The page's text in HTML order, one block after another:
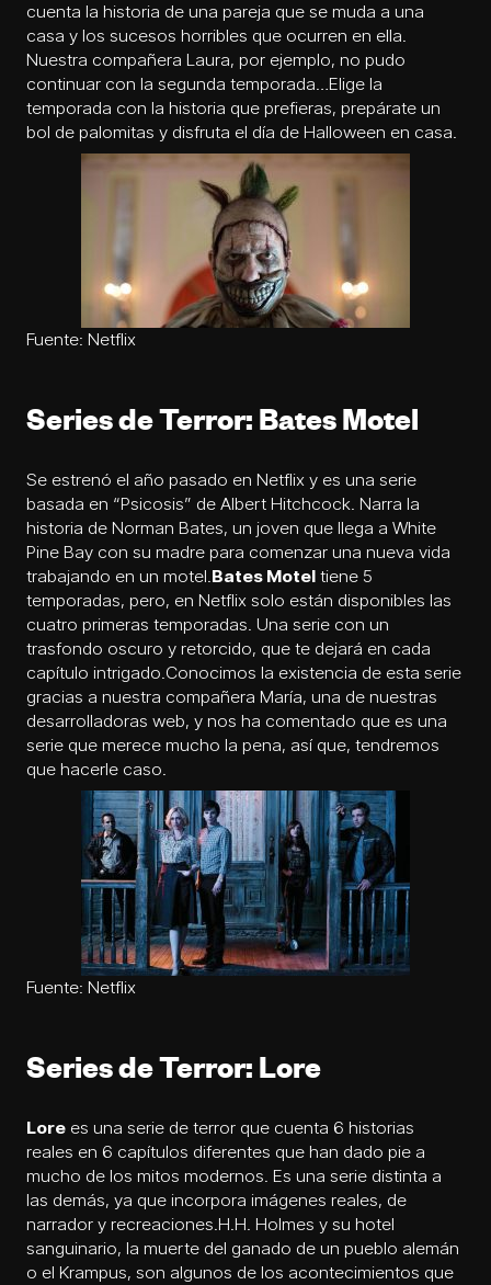
cuenta la historia de una pareja que se muda a una
casa y los sucesos horribles que ocurren en ella.
Nuestra compañera Laura, por ejemplo, no pudo
continuar con la segunda temporada…Elige la
temporada con la historia que prefieras, prepárate un
bol de palomitas y disfruta el día de Halloween en casa.
Fuente: Netflix
Series de Terror: Bates Motel
Se estrenó el año pasado en Netflix y es una serie
basada en “Psicosis” de Albert Hitchcock. Narra la
historia de Norman Bates, un joven que llega a White
Pine Bay con su madre para comenzar una nueva vida
trabajando en un motel.Bates Motel tiene 5
temporadas, pero, en Netflix solo están disponibles las
cuatro primeras temporadas. Una serie con un
trasfondo oscuro y retorcido, que te dejará en cada
capítulo intrigado.Conocimos la existencia de esta serie
gracias a nuestra compañera María, una de nuestras
desarrolladoras web, y nos ha comentado que es una
serie que merece mucho la pena, así que, tendremos
que hacerle caso.
Fuente: Netflix
Series de Terror: Lore
Lore es una serie de terror que cuenta 6 historias
reales en 6 capítulos diferentes que han dado pie a
mucho de los mitos modernos. Es una serie distinta a
las demás, ya que incorpora imágenes reales, de
narrador y recreaciones.H.H. Holmes y su hotel
sanguinario, la muerte del ganado de un pueblo alemán
o el Krampus, son algunos de los acontecimientos que